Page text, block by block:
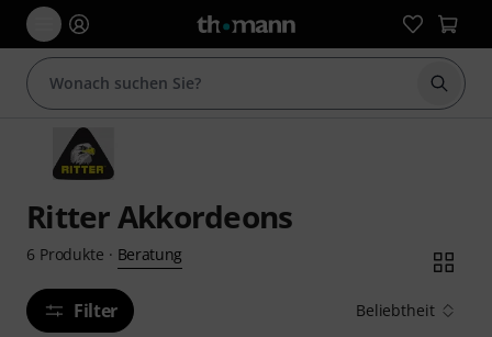
Suche
Ritter Akkordeons
6 Produkte · Beratung
Filter Beliebtheit